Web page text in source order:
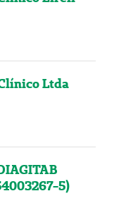
Ltda
5)